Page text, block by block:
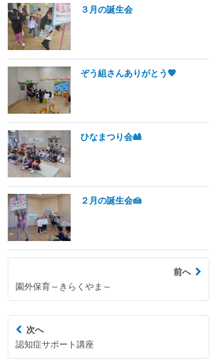
３月の誕生会
ぞう組さんありがとう💖
ひなまつり会🎎
２月の誕生会🍰
前へ
園外保育～きらくやま～
次へ
認知症サポート講座